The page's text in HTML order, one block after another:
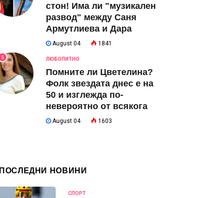
стон! Има ли "музикален
развод" между Саня
Армутлиева и Дара
August 04 1841
5 ЛЮБОПИТНО
Помните ли Цветелина?
Фолк звездата днес е на
50 и изглежда по-
невероятно от всякога
August 04 1603
ПОСЛЕДНИ НОВИНИ
СПОРТ